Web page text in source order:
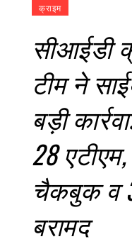
क्राइम
सीआईडी
टीम ने
बड़ी
28
चैकबुक व
बरामद